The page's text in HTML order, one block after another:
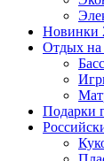
Новинки
Отдых на
Подарки